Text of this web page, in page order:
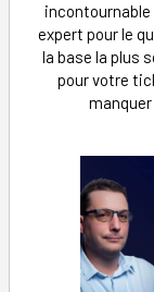
expert pour le
la base la plus
pour votre